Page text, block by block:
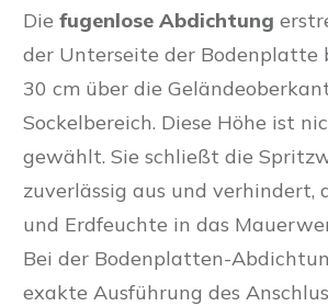
Die fugenlose Abdichtung
der Unterseite der Bodenplatte
30 cm über die
Sockelbereich. Diese Höhe ist
gewählt. Sie schließt die
zuverlässig aus und verhindert,
und Erdfeuchte in das
Bei der Bodenplatten-
exakte Ausführung des